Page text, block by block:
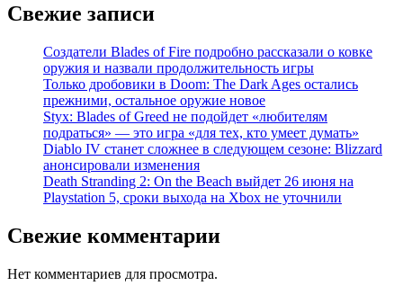
Свежие записи
Создатели Blades of Fire подробно рассказали о ковке
оружия и назвали продолжительность игры
Только дробовики в Doom: The Dark Ages остались
прежними, остальное оружие новое
Styx: Blades of Greed не подойдет «любителям
подраться» — это игра «для тех, кто умеет думать»
Diablo IV станет сложнее в следующем сезоне: Blizzard
анонсировали изменения
Death Stranding 2: On the Beach выйдет 26 июня на
Playstation 5, сроки выхода на Xbox не уточнили
Свежие комментарии
Нет комментариев для просмотра.